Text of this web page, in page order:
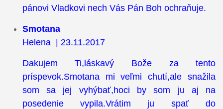
pánovi Vladkovi nech Vás Pán Boh ochraňuje.
Smotana
Helena | 23.11.2017
Dakujem Ti,láskavý Bože za tento
príspevok.Smotana mi veľmi chutí,ale snažila
som sa jej vyhýbať,hoci by som ju aj na
posedenie vypila.Vrátim ju spať do